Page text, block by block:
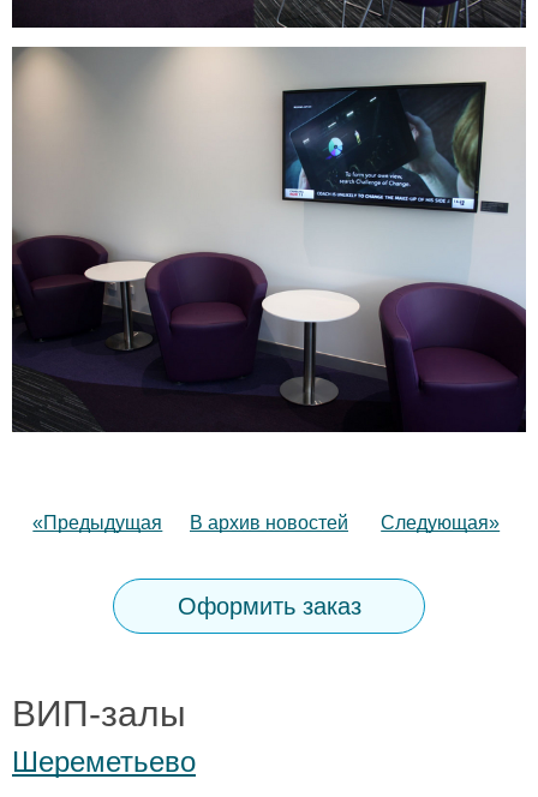
«Предыдущая В архив новостей Следующая»
Оформить заказ
ВИП-залы
Шереметьево